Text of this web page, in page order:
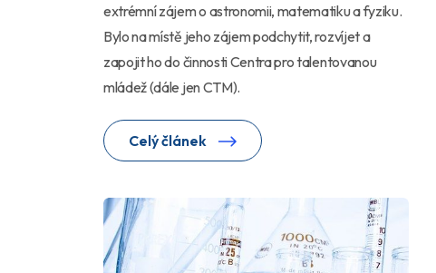
extrémní zájem o astronomii, matematiku a fyziku.
Bylo na místě jeho zájem podchytit, rozvíjet a
zapojit ho do činnosti Centra pro talentovanou
mládež (dále jen CTM).
Celý článek